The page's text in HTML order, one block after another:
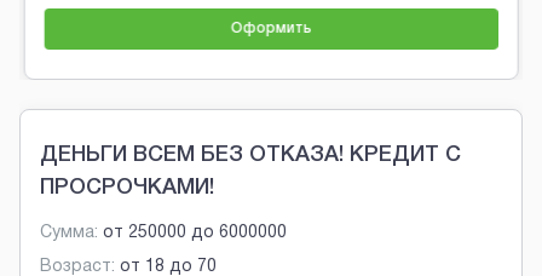
Оформить
Brobaza - Обычные объявления
ДЕНЬГИ ВСЕМ БЕЗ ОТКАЗА! КРЕДИТ С
ПРОСРОЧКАМИ!
Сумма: от 250000 до 6000000
Возраст: от 18 до 70